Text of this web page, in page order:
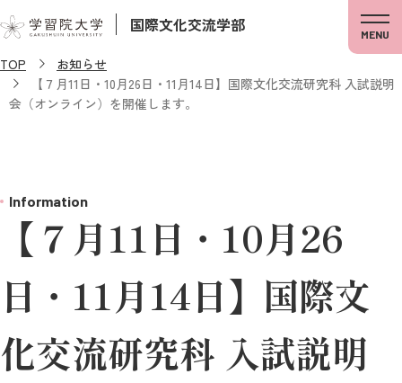
国際文化交流学部 MENU
TOP
お知らせ
【７月11日・10月26日・11月14日】国際文化交流研究科 入試説明
会（オンライン）を開催します。
Information
【７月11日・10月26
日・11月14日】国際文
化交流研究科 入試説明